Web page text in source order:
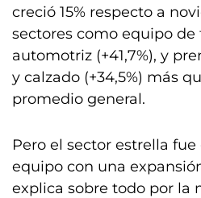
creció 15% respecto a
sectores como equipo de
automotriz (+41,7%), y
y calzado (+34,5%) más
promedio general.
Pero el sector estrella
equipo con una
explica sobre todo por la